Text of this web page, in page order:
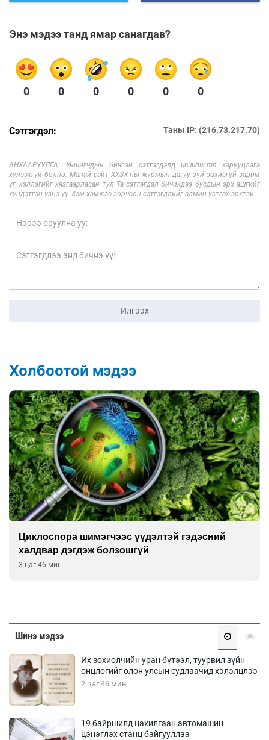
Энэ мэдээ танд ямар санагдав?
0 0 0 0 0 0
Сэтгэгдэл: Таны IP: (216.73.217.70)
АНХААРУУЛГА: Уншигчдын бичсэн сэтгэгдэлд unuudur.mn хариуцлага
хүлээхгүй болно. Манай сайт ХХЗХ-ны журмын дагуу зүй зохисгүй зарим
үг, хэллэгийг хязгаарласан тул Та сэтгэгдэл бичихдээ бусдын эрх ашгийг
хүндэтгэн үзнэ үү. Хэм хэмжээ зөрчсөн сэтгэгдлийг админ устгах эрхтэй.
Илгээх
Холбоотой мэдээ
үүдэлтэй гэдэсний
Сэтгэцийн эрүүл
Шинэ мэдээ
Их зохиолчийн уран бүтээл, туурвил зүйн
онцлогийг олон улсын судлаачид хэлэлцлээ
2 цаг 46 мин
19 байршилд цахилгаан автомашин
цэнэглэх станц байгууллаа